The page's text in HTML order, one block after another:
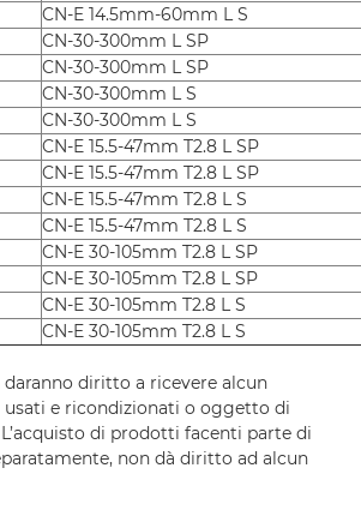
CN-E 14.5mm-60mm L S
CN-30-300mm L SP
CN-30-300mm L SP
CN-30-300mm L S
CN-30-300mm L S
CN-E 15.5-47mm T2.8 L SP
CN-E 15.5-47mm T2.8 L SP
CN-E 15.5-47mm T2.8 L S
CN-E 15.5-47mm T2.8 L S
CN-E 30-105mm T2.8 L SP
CN-E 30-105mm T2.8 L SP
CN-E 30-105mm T2.8 L S
CN-E 30-105mm T2.8 L S
daranno diritto a ricevere alcun
e ricondizionati o oggetto di
di prodotti facenti parte di
non dà diritto ad alcun